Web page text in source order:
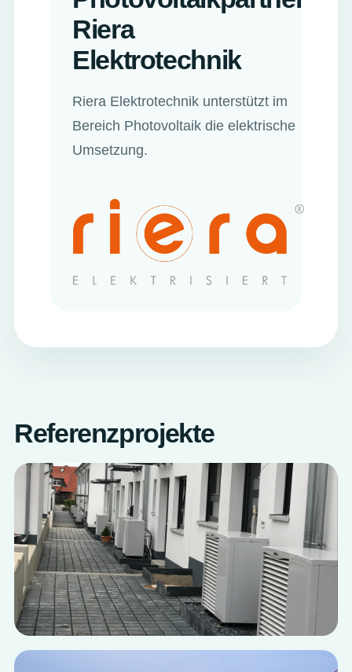
Riera
Elektrotechnik
Riera Elektrotechnik unterstützt im
Bereich Photovoltaik die elektrische
Umsetzung.
Referenzprojekte